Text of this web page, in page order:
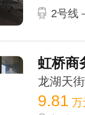
2号线
虹桥商
龙湖天
9.81 万